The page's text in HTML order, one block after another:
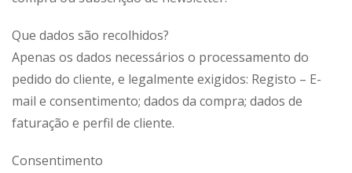
Que dados são recolhidos?
Apenas os dados necessários o processamento do
pedido do cliente, e legalmente exigidos: Registo – E-
mail e consentimento; dados da compra; dados de
faturação e perfil de cliente.
Consentimento